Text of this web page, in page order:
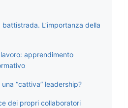
battistrada. L’importanza della
apprendimento
“cattiva” leadership?
dei propri collaboratori